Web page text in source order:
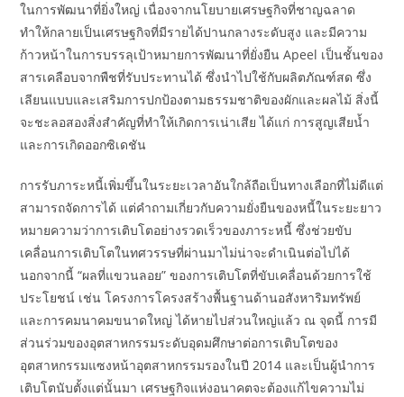
ในการพัฒนาที่ยิ่งใหญ่ เนื่องจากนโยบายเศรษฐกิจที่ชาญฉลาด
ทำให้กลายเป็นเศรษฐกิจที่มีรายได้ปานกลางระดับสูง และมีความ
ก้าวหน้าในการบรรลุเป้าหมายการพัฒนาที่ยั่งยืน Apeel เป็นชั้นของ
สารเคลือบจากพืชที่รับประทานได้ ซึ่งนำไปใช้กับผลิตภัณฑ์สด ซึ่ง
เลียนแบบและเสริมการปกป้องตามธรรมชาติของผักและผลไม้ สิ่งนี้
จะชะลอสองสิ่งสำคัญที่ทำให้เกิดการเน่าเสีย ได้แก่ การสูญเสียน้ำ
และการเกิดออกซิเดชัน
การรับภาระหนี้เพิ่มขึ้นในระยะเวลาอันใกล้ถือเป็นทางเลือกที่ไม่ดีแต่
สามารถจัดการได้ แต่คำถามเกี่ยวกับความยั่งยืนของหนี้ในระยะยาว
หมายความว่าการเติบโตอย่างรวดเร็วของภาระหนี้ ซึ่งช่วยขับ
เคลื่อนการเติบโตในทศวรรษที่ผ่านมาไม่น่าจะดำเนินต่อไปได้
นอกจากนี้ “ผลที่แขวนลอย” ของการเติบโตที่ขับเคลื่อนด้วยการใช้
ประโยชน์ เช่น โครงการโครงสร้างพื้นฐานด้านอสังหาริมทรัพย์
และการคมนาคมขนาดใหญ่ ได้หายไปส่วนใหญ่แล้ว ณ จุดนี้ การมี
ส่วนร่วมของอุตสาหกรรมระดับอุดมศึกษาต่อการเติบโตของ
อุตสาหกรรมแซงหน้าอุตสาหกรรมรองในปี 2014 และเป็นผู้นำการ
เติบโตนับตั้งแต่นั้นมา เศรษฐกิจแห่งอนาคตจะต้องแก้ไขความไม่